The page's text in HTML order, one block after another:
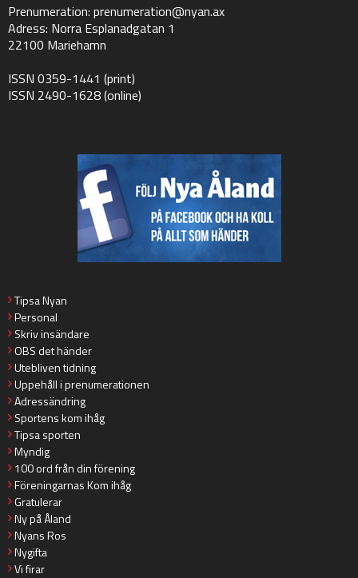
Prenumeration: prenumeration@nyan.ax
Adress: Norra Esplanadgatan 1
22100 Mariehamn
ISSN 0359-1441 (print)
ISSN 2490-1628 (online)
Tipsa Nyan
Personal
Skriv insändare
OBS det händer
Utebliven tidning
Uppehåll i prenumerationen
Adressändring
Sportens kom ihåg
Tipsa sporten
Myndig
100 ord från din förening
Föreningarnas Kom ihåg
Gratulerar
Ny på Åland
Nyans Ros
Nygifta
Vi firar